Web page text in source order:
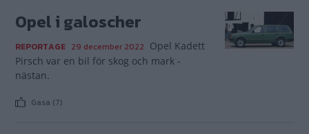
Opel i galoscher
REPORTAGE 29 december 2022 Opel Kadett
Pirsch var en bil för skog och mark -
nästan.
Gasa (7)